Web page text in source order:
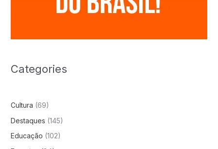
Categories
Cultura (69)
Destaques (145)
Educação (102)